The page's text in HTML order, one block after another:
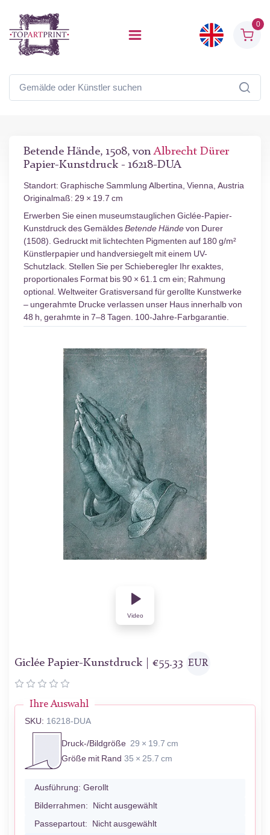
0
Betende Hände, 1508, vonAlbrecht Dürer
Papier-Kunstdruck - 16218-DUA
Standort: Graphische Sammlung Albertina, Vienna, Austria
Originalmaß: 29 × 19.7 cm
Erwerben Sie einen museumstauglichen Giclée-Papier-
Kunstdruck des GemäldesBetende Händevon Durer
(1508). Gedruckt mit lichtechten Pigmenten auf 180 g/m²
Künstlerpapier und handversiegelt mit einem UV-
Schutzlack. Stellen Sie per Schieberegler Ihr exaktes,
proportionales Format bis 90 × 61.1 cm ein; Rahmung
optional. Weltweiter Gratisversand für gerollte Kunstwerke
– ungerahmte Drucke verlassen unser Haus innerhalb von
48 h, gerahmte in 7–8 Tagen. 100-Jahre-Farbgarantie.
Video
Giclée Papier-Kunstdruck | €55.33 EUR
Ihre Auswahl
SKU: 16218-DUA
Druck-/Bildgröße 29 × 19.7 cm
Größe mit Rand 35 × 25.7 cm
Ausführung: Gerollt
Bilderrahmen: Nicht ausgewählt
Passepartout: Nicht ausgewählt